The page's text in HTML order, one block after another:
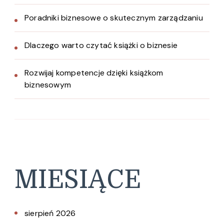
Poradniki biznesowe o skutecznym zarządzaniu
Dlaczego warto czytać książki o biznesie
Rozwijaj kompetencje dzięki książkom
biznesowym
MIESIĄCE
sierpień 2026